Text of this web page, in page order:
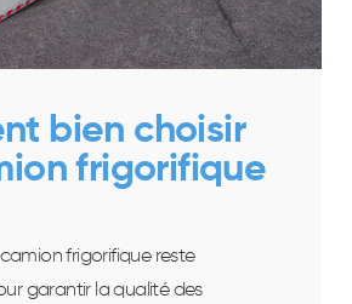
bien choisir
frigorifique
camion frigorifique reste
garantir la qualité des